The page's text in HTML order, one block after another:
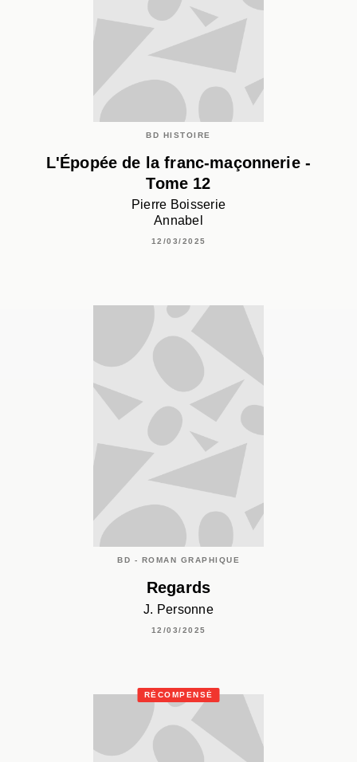
BD HISTOIRE
L'Épopée de la franc-maçonnerie -
Tome 12
Pierre Boisserie
Annabel
12/03/2025
BD - ROMAN GRAPHIQUE
Regards
J. Personne
12/03/2025
RÉCOMPENSÉ